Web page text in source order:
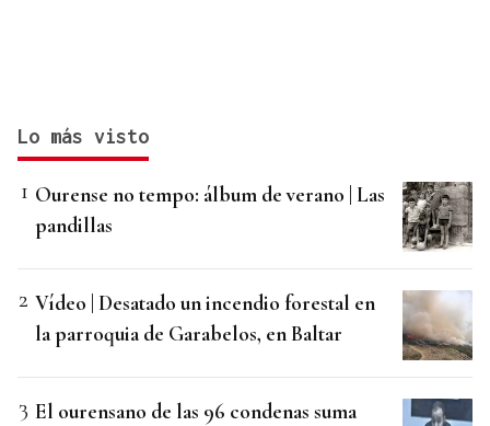
Lo más visto
Ourense no tempo: álbum de verano | Las
pandillas
Vídeo | Desatado un incendio forestal en
la parroquia de Garabelos, en Baltar
El ourensano de las 96 condenas suma